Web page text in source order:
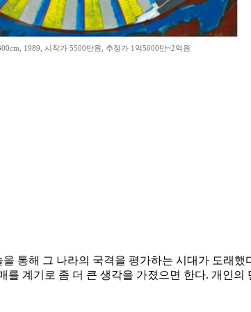
1989, 시작가 5500만원, 추정가 1억5000만~2억원
통해 그 나라의 국격을 평가하는 시대가 도래
계기로 좀 더 큰 생각을 가졌으면 한다. 개인